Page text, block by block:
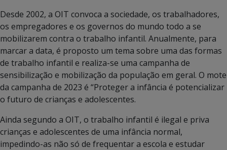
Desde 2002, a OIT convoca a sociedade, os trabalhadores,
os empregadores e os governos do mundo todo a se
mobilizarem contra o trabalho infantil. Anualmente, para
marcar a data, é proposto um tema sobre uma das formas
de trabalho infantil e realiza-se uma campanha de
sensibilização e mobilização da população em geral. O mote
da campanha de 2023 é “Proteger a infância é potencializar
o futuro de crianças e adolescentes.
Ainda segundo a OIT, o trabalho infantil é ilegal e priva
crianças e adolescentes de uma infância normal,
impedindo-as não só de frequentar a escola e estudar